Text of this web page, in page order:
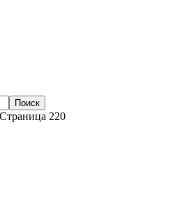
Страница 220